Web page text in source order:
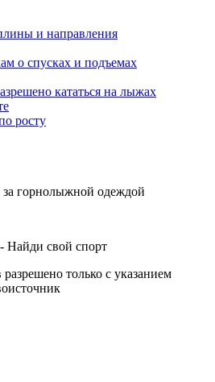
и направления
о спусках и подъемах
кататься на лыжах
росту
за горнолыжной одеждой
Найди свой спорт
только с указанием